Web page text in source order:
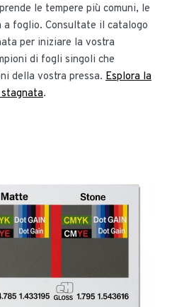
le tempere più comuni, le
foglio. Consultate il catalogo
per iniziare la vostra
di fogli singoli che
della vostra pressa. Esplora la
.